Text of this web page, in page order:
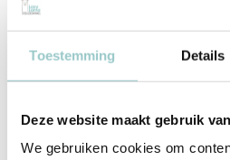
Toestemming Details
Deze website maakt gebruik
We gebruiken cookies om
Zachte pluche mok met
Origineel Jellycat-design met